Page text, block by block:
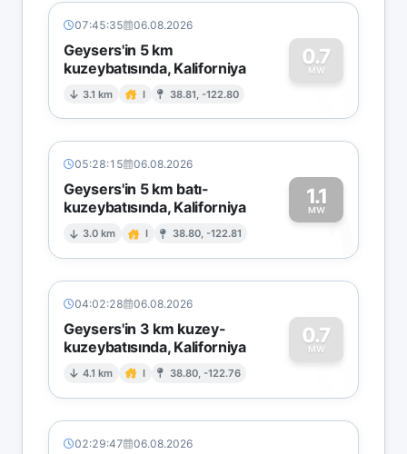
07:45:35 06.08.2026
Geysers'in 5 km
kuzeybatısında, Kaliforniya
3.1 km I 38.81, -122.80
0.7
MW
0
05:28:15 06.08.2026
Geysers'in 5 km batı-
kuzeybatısında, Kaliforniya
3.0 km I 38.80, -122.81
1.1
MW1
04:02:28 06.08.2026
Geysers'in 3 km kuzey-
kuzeybatısında, Kaliforniya
4.1 km I 38.80, -122.76
0.7
MW
0
02:29:47 06.08.2026